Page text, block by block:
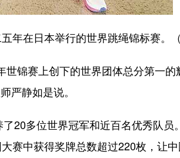
在日本举行的世界跳绳锦标赛。（
锦赛上创下的世界团体总分第一的
严静如是说。
多位世界冠军和近百名优秀队员
赛中获得奖牌总数超过220枚，让中